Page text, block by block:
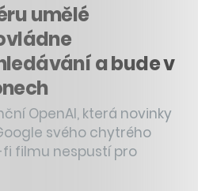
umělé
a bude v
OpenAI, která novinky
svého chytrého
filmu nespustí pro